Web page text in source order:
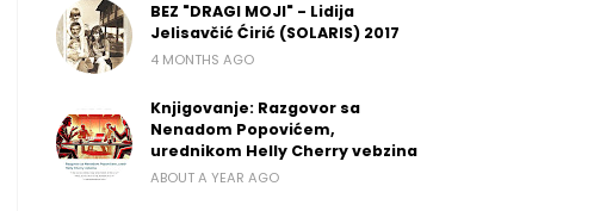
BEZ "DRAGI MOJI" - Lidija
Jelisavčić Ćirić (SOLARIS) 2017
4 MONTHS AGO
Knjigovanje: Razgovor sa
Nenadom Popovićem,
urednikom Helly Cherry vebzina
ABOUT A YEAR AGO